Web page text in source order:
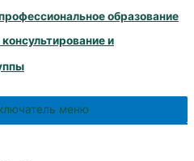
образование
и
меню